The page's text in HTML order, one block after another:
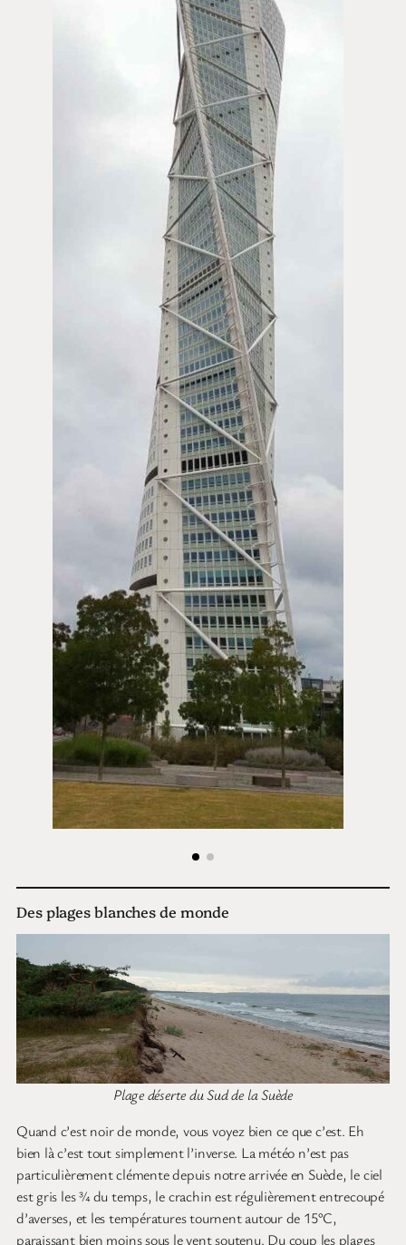
Des plages blanches de monde
Plage déserte du Sud de la Suède
Quand c’est noir de monde, vous voyez bien ce que c’est. Eh
bien là c’est tout simplement l’inverse. La météo n’est pas
particulièrement clémente depuis notre arrivée en Suède, le ciel
est gris les ¾ du temps, le crachin est régulièrement entrecoupé
d’averses, et les températures tournent autour de 15°C,
paraissant bien moins sous le vent soutenu. Du coup les plages